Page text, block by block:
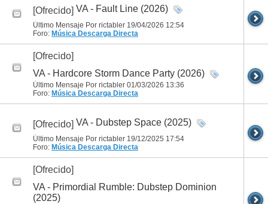
[Ofrecido] VA - Fault Line (2026)
Último Mensaje Por rictabler 19/04/2026 12:54
Foro: Música Descarga Directa
[Ofrecido]
VA - Hardcore Storm Dance Party (2026)
Último Mensaje Por rictabler 01/03/2026 13:36
Foro: Música Descarga Directa
[Ofrecido] VA - Dubstep Space (2025)
Último Mensaje Por rictabler 19/12/2025 17:54
Foro: Música Descarga Directa
[Ofrecido]
VA - Primordial Rumble: Dubstep Dominion
(2025)